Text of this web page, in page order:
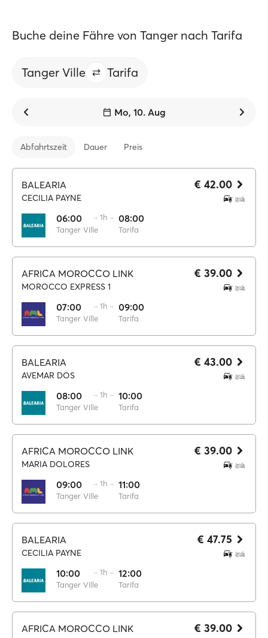
Buche deine Fähre von Tanger nach Tarifa
Tanger Ville Tarifa
Mo, 10. Aug
Abfahrtszeit Dauer Preis
BALEARIA
CECILIA PAYNE
06:00
Tanger Ville
·· 1h ·· 08:00
Tarifa
€ 42.00
AFRICA MOROCCO LINK
MOROCCO EXPRESS 1
07:00
Tanger Ville
·· 1h ·· 09:00
Tarifa
€ 39.00
BALEARIA
AVEMAR DOS
08:00
Tanger Ville
·· 1h ·· 10:00
Tarifa
€ 43.00
AFRICA MOROCCO LINK
MARIA DOLORES
09:00
Tanger Ville
·· 1h ·· 11:00
Tarifa
€ 39.00
BALEARIA
CECILIA PAYNE
10:00
Tanger Ville
·· 1h ·· 12:00
Tarifa
€ 47.75
AFRICA MOROCCO LINK € 39.00